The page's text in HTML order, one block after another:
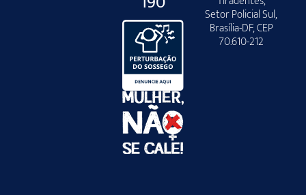
Setor Policial Sul,
Brasília-DF, CEP
70.610-212